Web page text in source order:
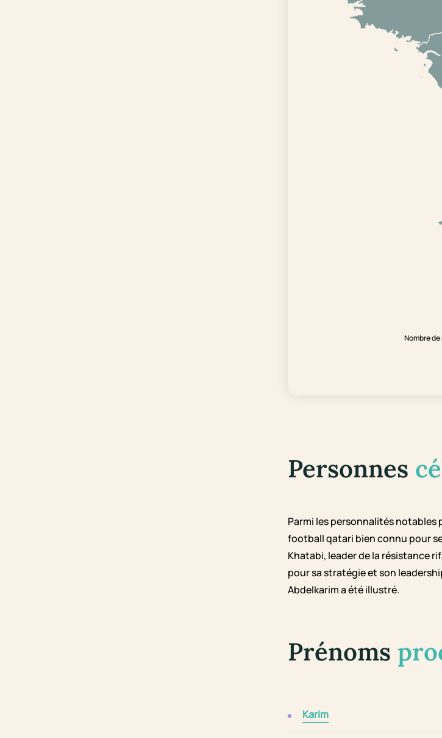
Nombre
Personnes
Parmi les personnalités notables
football qatari bien connu pour
Khatabi, leader de la résistance
pour sa stratégie et son
Abdelkarim a été illustré.
Prénoms
Karim